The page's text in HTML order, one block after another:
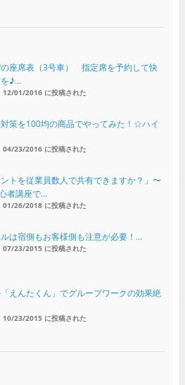
座席表（3号車） 指定席を予約して快
♪...
12/01/2016 に投稿された
策を100均の商品でやってみた！☆ハイ
04/23/2016 に投稿された
ントを従業員数人で共有できますか？」〜
者講座で...
01/26/2018 に投稿された
は宿側もお客様側も注意が必要！...
07/23/2015 に投稿された
えんたくん」でグループワークの効果絶
10/23/2015 に投稿された